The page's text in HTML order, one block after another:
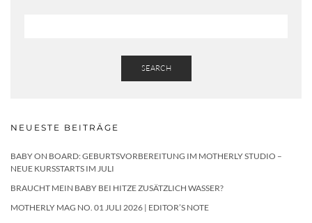
SEARCH
NEUESTE BEITRÄGE
BABY ON BOARD: GEBURTSVORBEREITUNG IM MOTHERLY STUDIO –
NEUE KURSSTARTS IM JULI
BRAUCHT MEIN BABY BEI HITZE ZUSÄTZLICH WASSER?
MOTHERLY MAG NO. 01 JULI 2026 | EDITOR’S NOTE